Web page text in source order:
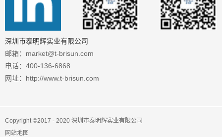
深圳市泰明辉实业有限公司
邮箱：market@t-brisun.com
电话：400-136-6868
网址：http://www.t-brisun.com
Copyright ©2017 - 2020 深圳市泰明辉实业有限公司
网站地图